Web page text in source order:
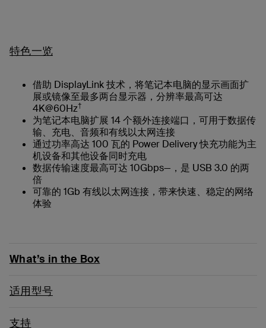
特色一览
借助 DisplayLink 技术，将笔记本电脑的显示画面扩
展或镜像至最多两台显示器，分辨率最高可达
4K@60Hz†
为笔记本电脑扩展 14 个额外连接端口，可用于数据传
输、充电、音频和有线以太网连接
通过功率高达 100 瓦的 Power Delivery 快充功能为主
机设备和其他设备同时充电
数据传输速度最高可达 10Gbps—，是 USB 3.0 的两
倍
可靠的 1Gb 有线以太网连接，带来快速、稳定的网络
体验
What’s in the Box
适用型号
支持